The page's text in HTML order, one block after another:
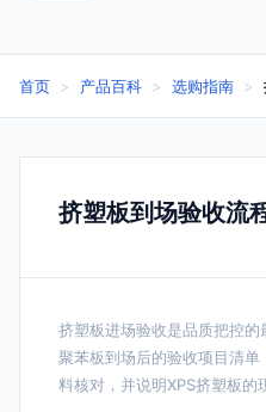
首页 > 产品百科 > 选购指南 >
挤塑板到场验收流
挤塑板进场验收是品质把控
聚苯板到场后的验收项目清
料核对，并说明XPS挤塑板的